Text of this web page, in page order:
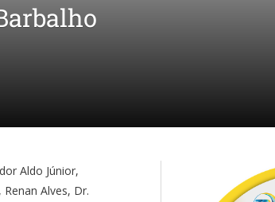
Aldo Júnior,
Alves, Dr.